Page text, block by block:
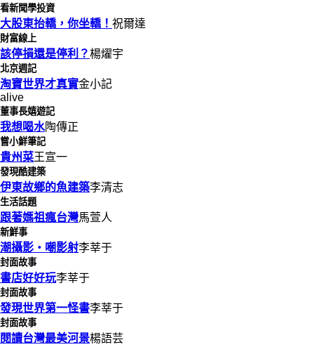
看新聞學投資
大股東抬轎，你坐轎！ 祝爾達
財富線上
該停損還是停利？楊燿宇
北京週記
淘寶世界才真實金小記
alive
董事長嬉遊記
我想喝水陶傳正
嘗小鮮筆記
貴州菜王宣一
發現酷建築
伊東故鄉的魚建築李清志
生活話題
跟著媽祖瘋台灣馬萱人
新鮮事
潮攝影‧嘲影射李莘于
封面故事
書店好好玩李莘于
封面故事
發現世界第一怪書李莘于
封面故事
閱讀台灣最美河景楊語芸